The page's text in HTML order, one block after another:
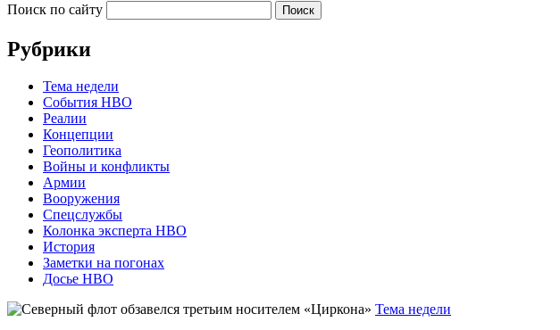
Поиск по сайту
Рубрики
Тема недели
События НВО
Реалии
Концепции
Геополитика
Войны и конфликты
Армии
Вооружения
Спецслужбы
Колонка эксперта НВО
История
Заметки на погонах
Досье НВО
Тема недели